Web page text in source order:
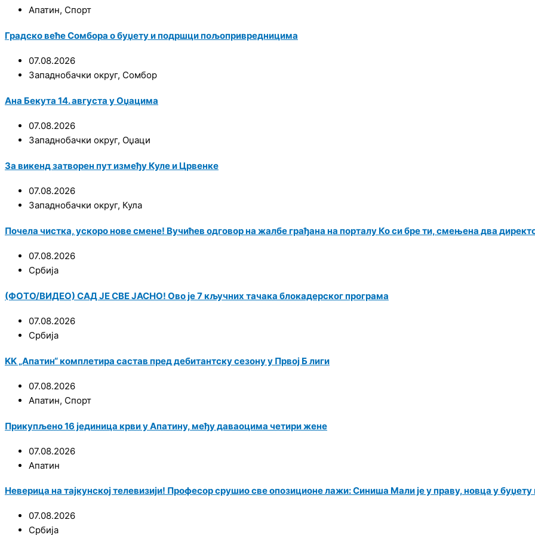
Апатин, Спорт
Градско веће Сомбора о буџету и подршци пољопривредницима
07.08.2026
Западнобачки округ, Сомбор
Ана Бекута 14. августа у Оџацима
07.08.2026
Западнобачки округ, Оџаци
За викенд затворен пут између Куле и Црвенке
07.08.2026
Западнобачки округ, Кула
Почела чистка, ускоро нове смене! Вучићев одговор на жалбе грађана на порталу Ко си бре ти, смењена два
07.08.2026
Србија
(ФОТО/ВИДЕО) САД ЈЕ СВЕ ЈАСНО! Ово је 7 кључних тачака блокадерског програма
07.08.2026
Србија
KK „Апатин“ комплетира састав пред дебитантску сезону у Првој Б лиги
07.08.2026
Апатин, Спорт
Прикупљено 16 јединица крви у Апатину, међу даваоцима четири жене
07.08.2026
Апатин
Неверица на тајкунској телевизији! Професор срушио све опозиционе лажи: Синиша Мали је у праву, новца у
07.08.2026
Србија